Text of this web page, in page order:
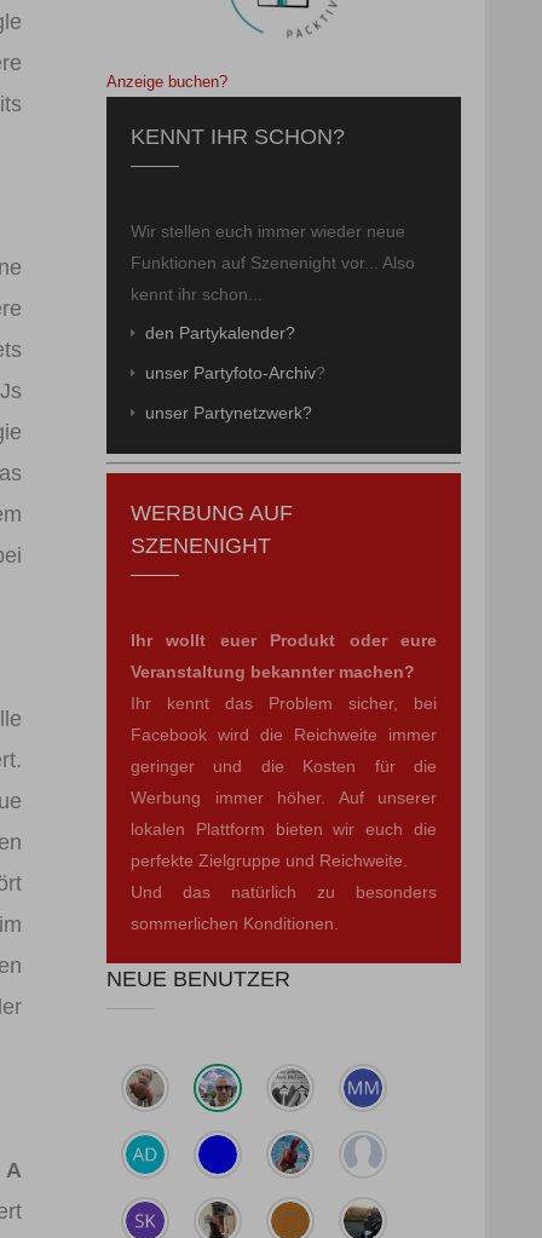
A
Anzeige buchen?
KENNT IHR SCHON?
Wir stellen euch immer wieder neue
Funktionen auf Szenenight vor... Also
kennt ihr schon...
den Partykalender?
unser Partyfoto-Archiv?
unser Partynetzwerk?
WERBUNG AUF
SZENENIGHT
Ihr wollt euer Produkt oder eure
Veranstaltung bekannter machen?
Ihr kennt das Problem sicher, bei
Facebook wird die Reichweite immer
geringer und die Kosten für die
Werbung immer höher. Auf unserer
lokalen Plattform bieten wir euch die
perfekte Zielgruppe und Reichweite.
Und das natürlich zu besonders
sommerlichen Konditionen.
NEUE BENUTZER